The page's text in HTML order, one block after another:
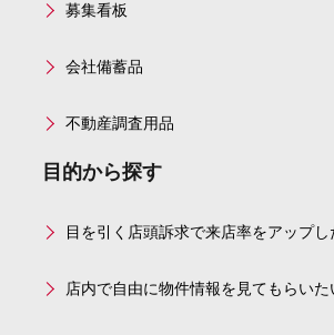
募集看板
会社備蓄品
不動産調査用品
目的から探す
目を引く店頭訴求で来店率をアップし
店内で自由に物件情報を見てもらいた